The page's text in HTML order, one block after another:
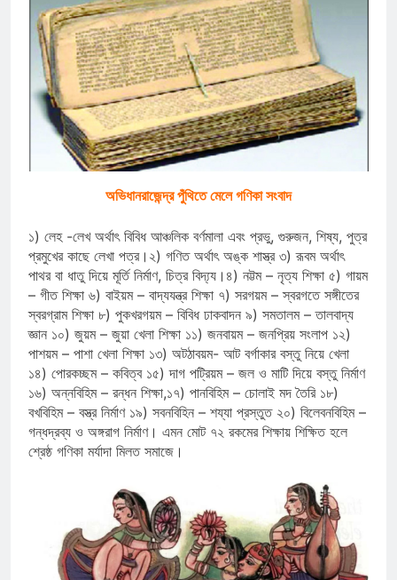
অভিধানরাজেন্দ্র পুঁথিতে মেলে গণিকা সংবাদ
১) লেহ -লেখ অর্থাৎ বিবিধ আঞ্চলিক বর্ণমালা এবং প্রভু, গুরুজন, শিষ্য, পুত্র
প্রমুখের কাছে লেখা পত্র।২) গণিত অর্থাৎ অঙ্ক শাস্ত্র ৩) রূবম অর্থাৎ
পাথর বা ধাতু দিয়ে মূর্তি নির্মাণ, চিত্র বিদ্য্য।৪) নট্টম – নৃত্য শিক্ষা ৫) গায়ম
– গীত শিক্ষা ৬) বাইয়ম – বাদ্যযন্ত্র শিক্ষা ৭) সরগয়ম – স্বরগতে সঙ্গীতের
স্বরগ্রাম শিক্ষা ৮) পুকখরগয়ম – বিবিধ ঢাকবাদন ৯) সমতালম – তালবাদ্য
জ্ঞান ১০) জুয়ম – জুয়া খেলা শিক্ষা ১১) জনবায়ম – জনপ্রিয় সংলাপ ১২)
পাশয়ম – পাশা খেলা শিক্ষা ১৩) অটঠাবয়ম- আট বর্গাকার বস্তু নিয়ে খেলা
১৪) পোরকচ্ছম – কবিত্ব ১৫) দাগ পট্রিয়ম – জল ও মাটি দিয়ে বস্তু নির্মাণ
১৬) অন্নবিহিম – রন্ধন শিক্ষা,১৭) পানবিহিম – চোলাই মদ তৈরি ১৮)
বখবিহিম – বস্ত্র নির্মাণ ১৯) সবনবিহিন – শয্যা প্রস্তুত ২০) বিলেবনবিহিম –
গন্ধদ্রব্য ও অঙ্গরাগ নির্মাণ। এমন মোট ৭২ রকমের শিক্ষায় শিক্ষিত হলে
শ্রেষ্ঠ গণিকা মর্যাদা মিলত সমাজে।